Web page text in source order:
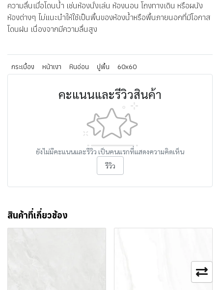
ความลื่นเมื่อโดนน้ำ เช่นห้องนั่งเล่น ห้องนอน โถงทางเดิน หรือผนัง
ห้องต่างๆ ไม่แนะนำให้ใช้เป็นพื้นของห้องน้ำหรือพื้นภายนอกที่มีโอกาส
โดนฝน เนื่องจากมีความลื่นสูง
กระเบื้อง หน้าเงา หินอ่อน ปูพื้น 60x60
คะแนนและรีวิวสินค้า
ยังไม่มีคะแนนและรีวิว เป็นคนแรกที่แสดงความคิดเห็น
รีวิว
สินค้าที่เกี่ยวข้อง